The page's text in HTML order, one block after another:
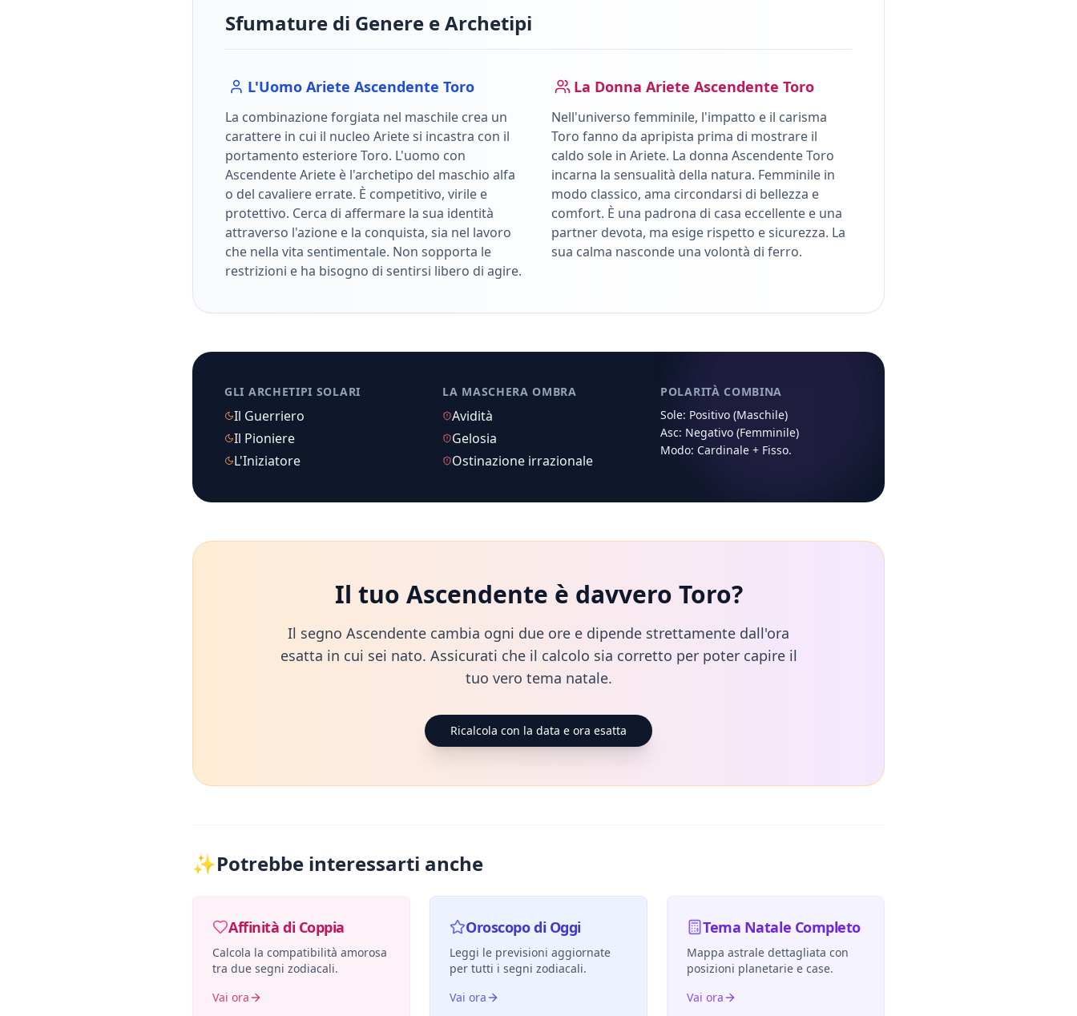
Sfumature di Genere e Archetipi
L'Uomo Ariete Ascendente Toro
La combinazione forgiata nel maschile crea un
carattere in cui il nucleo Arietesi incastra con il
portamento esterioreToro. L'uomo con
Ascendente Ariete è l'archetipo del maschio alfa
o del cavaliere errate. È competitivo, virile e
protettivo. Cerca di affermare la sua identità
attraverso l'azione e la conquista, sia nel lavoro
che nella vita sentimentale. Non sopporta le
restrizioni e ha bisogno di sentirsi libero di agire.
La Donna Ariete Ascendente Toro
Nell'universo femminile, l'impatto e il carisma
Toro fanno da apripista prima di mostrare il
caldo sole in Ariete. La donna Ascendente Toro
incarna la sensualità della natura. Femminile in
modo classico, ama circondarsi di bellezza e
comfort. È una padrona di casa eccellente e una
partner devota, ma esige rispetto e sicurezza. La
sua calma nasconde una volontà di ferro.
GLI ARCHETIPI SOLARI
Il Guerriero
Il Pioniere
L'Iniziatore
LA MASCHERA OMBRA
Avidità
Gelosia
Ostinazione irrazionale
POLARITÀ COMBINA
Sole: Positivo (Maschile)
Asc: Negativo (Femminile)
Modo: Cardinale + Fisso.
Il tuo Ascendente è davvero Toro?
Il segno Ascendente cambia ogni due ore e dipende strettamente dall'ora
esatta in cui sei nato. Assicurati che il calcolo sia corretto per poter capire il
tuo vero tema natale.
Ricalcola con la data e ora esatta
✨Potrebbe interessarti anche
Affinità di Coppia
Calcola la compatibilità amorosa
tra due segni zodiacali.
Vai ora
Oroscopo di Oggi
Leggi le previsioni aggiornate
per tutti i segni zodiacali.
Vai ora
Tema Natale Completo
Mappa astrale dettagliata con
posizioni planetarie e case.
Vai ora